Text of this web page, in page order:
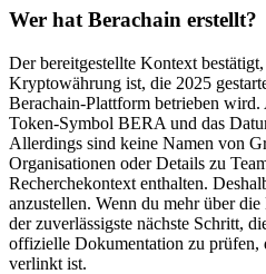
Wer hat Berachain erstellt?
Der bereitgestellte Kontext
Kryptowährung ist, die 2025
Berachain-Plattform betrieben wird.
Token-Symbol BERA und das
Allerdings sind keine Namen von
Organisationen oder Details zu
Recherchekontext enthalten.
anzustellen. Wenn du mehr über
der zuverlässigste nächste Schritt,
offizielle Dokumentation zu prüfen,
verlinkt ist.